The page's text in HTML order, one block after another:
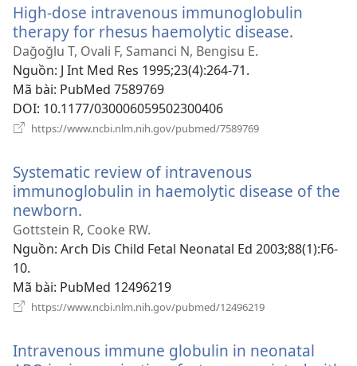
mới)
High-dose intravenous immunoglobulin
therapy for rhesus haemolytic disease.
Dağoğlu T, Ovali F, Samanci N, Bengisu E.
Nguồn‎: J Int Med Res 1995;23(4):264-71.
Mã bài‎: PubMed 7589769
DOI‎: 10.1177/030006059502300406
https://www.ncbi.nlm.nih.gov/pubmed/7589769
Systematic review of intravenous
immunoglobulin in haemolytic disease of the
newborn.
cửa
sổ
Gottstein R, Cooke RW.
Nguồn‎: Arch Dis Child Fetal Neonatal Ed 2003;88(1):F6-
10.
Mã bài‎: PubMed 12496219
https://www.ncbi.nlm.nih.gov/pubmed/12496219
mới)
Intravenous immune globulin in neonatal